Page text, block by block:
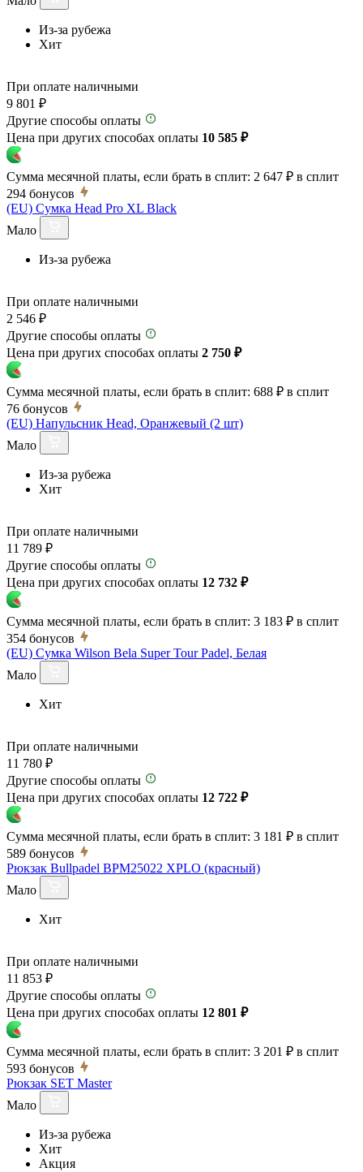
Из-за рубежа
Хит
При оплате наличными
9 801 ₽
Другие способы оплаты
Цена при других способах оплаты 10 585 ₽
Сумма месячной платы, если брать в сплит: 2 647 ₽ в сплит
294 бонусов
(EU) Сумка Head Pro XL Black
Мало
Из-за рубежа
При оплате наличными
2 546 ₽
Другие способы оплаты
Цена при других способах оплаты 2 750 ₽
Сумма месячной платы, если брать в сплит: 688 ₽ в сплит
76 бонусов
(EU) Напульсник Head, Оранжевый (2 шт)
Мало
Из-за рубежа
Хит
При оплате наличными
11 789 ₽
Другие способы оплаты
Цена при других способах оплаты 12 732 ₽
Сумма месячной платы, если брать в сплит: 3 183 ₽ в сплит
354 бонусов
(EU) Сумка Wilson Bela Super Tour Padel, Белая
Мало
Хит
При оплате наличными
11 780 ₽
Другие способы оплаты
Цена при других способах оплаты 12 722 ₽
Сумма месячной платы, если брать в сплит: 3 181 ₽ в сплит
589 бонусов
Рюкзак Bullpadel BPM25022 XPLO (красный)
Мало
Хит
При оплате наличными
11 853 ₽
Другие способы оплаты
Цена при других способах оплаты 12 801 ₽
Сумма месячной платы, если брать в сплит: 3 201 ₽ в сплит
593 бонусов
Рюкзак SET Master
Мало
Из-за рубежа
Хит
Акция